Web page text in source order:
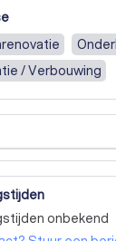
nodig
geven? Bij
bij u thuis. We
we klaar
tot
dan 25 jaar
met ons op
waar te
/ Verbouwing
onbekend